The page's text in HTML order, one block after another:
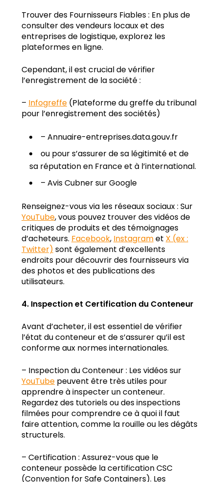
Trouver des Fournisseurs Fiables : En plus de
consulter des vendeurs locaux et des
entreprises de logistique, explorez les
plateformes en ligne.
Cependant, il est crucial de vérifier
l’enregistrement de la société :
–Infogreffe(Plateforme du greffe du tribunal
pour l’enregistrement des sociétés)
–Annuaire-entreprises.data.gouv.fr
ou pour s’assurer de sa légitimité et de
sa réputation en France et à l’international.
–Avis Cubner sur Google
Renseignez-vous via les réseaux sociaux : Sur
YouTube, vous pouvez trouver des vidéos de
critiques de produits et des témoignages
d’acheteurs.Facebook,InstagrametX (ex :
Twitter)sont également d’excellents
endroits pour découvrir des fournisseurs via
des photos et des publications des
utilisateurs.
4. Inspection et Certification du Conteneur
Avant d’acheter, il est essentiel de vérifier
l’état du conteneur et de s’assurer qu’il est
conforme aux normes internationales.
– Inspection du Conteneur : Les vidéos sur
YouTubepeuvent être très utiles pour
apprendre à inspecter un conteneur.
Regardez des tutoriels ou des inspections
filmées pour comprendre ce à quoi il faut
faire attention, comme la rouille ou les dégâts
structurels.
– Certification : Assurez-vous que le
conteneur possède la certification CSC